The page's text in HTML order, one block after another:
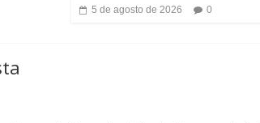
5 de agosto de 2026 0